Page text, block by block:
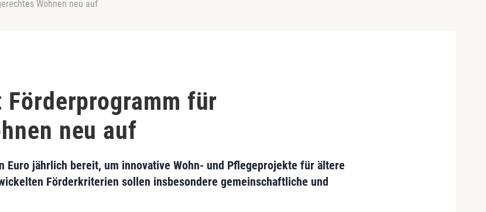
Wohnen neu auf
für
neu auf
Euro jährlich bereit, um innovative Wohn- und Pflegeprojekte für ältere
Förderkriterien sollen insbesondere gemeinschaftliche und